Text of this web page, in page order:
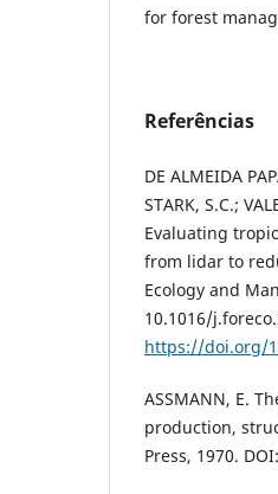
for forest
Referências
DE ALMEIDA
STARK, S.C.;
Evaluating
from lidar to
Ecology and
10.1016/
https://doi.org/
ASSMANN, E.
production,
Press, 1970. DOI: